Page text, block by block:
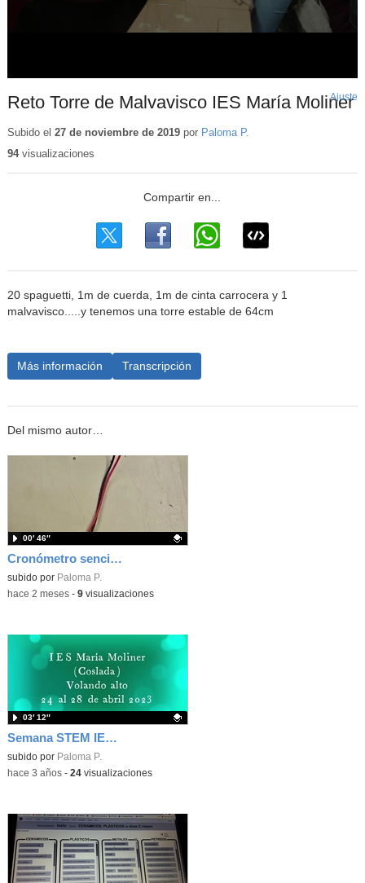
Reto Torre de Malvavisco IES María Moliner
Ajuste
Subido el 27 de noviembre de 2019por Paloma P.
94visualizaciones
20 spaguetti, 1m de cuerda, 1m de cinta carrocera y 1
malvavisco.....y tenemos una torre estable de 64cm
Más información Transcripción
Del mismo autor…
Cronómetro sencillo con Microbit
Contenido educativo.
subido por Paloma P.
00′ 46″
-hace 2 meses- 9visualizaciones
Semana STEM IES María Moliner: Volando Alto
Contenido educativo.
subido por Paloma P.
03′ 12″
-hace 3 años- 24visualizaciones